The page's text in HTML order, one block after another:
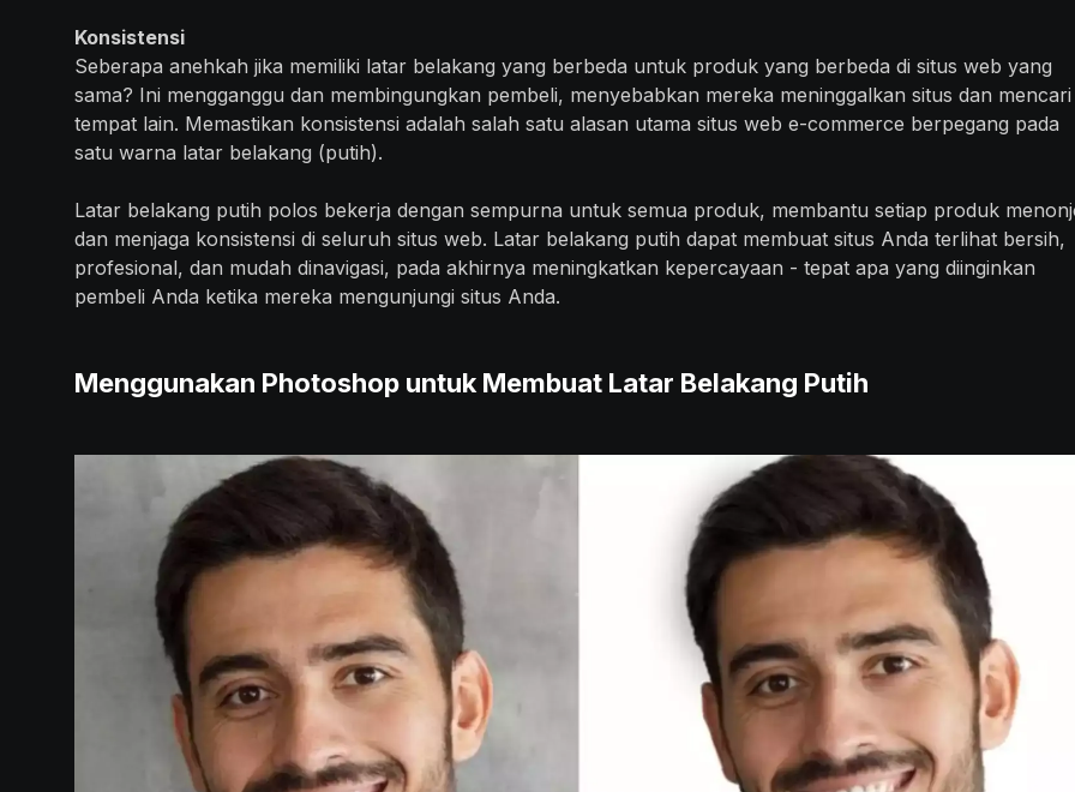
Konsistensi
Seberapa anehkah jika memiliki latar belakang yang berbeda untuk produk yang berbeda di situs web yang
sama? Ini mengganggu dan membingungkan pembeli, menyebabkan mereka meninggalkan situs dan mencari
tempat lain. Memastikan konsistensi adalah salah satu alasan utama situs web e-commerce berpegang pada
satu warna latar belakang (putih).
Latar belakang putih polos bekerja dengan sempurna untuk semua produk, membantu setiap produk
dan menjaga konsistensi di seluruh situs web. Latar belakang putih dapat membuat situs Anda terlihat bersih,
profesional, dan mudah dinavigasi, pada akhirnya meningkatkan kepercayaan - tepat apa yang diinginkan
pembeli Anda ketika mereka mengunjungi situs Anda.
Menggunakan Photoshop untuk Membuat Latar Belakang Putih